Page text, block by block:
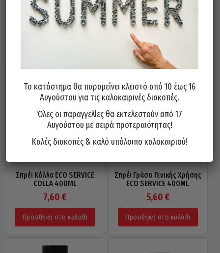
Σπρέι Κόλλα ECO SERVICE
COLLA 400ML
7,60€
Προσθήκη στο καλάθι
Σπρέι Γράσο Γενικής Χρήσης
ECO SERVICE 400ML
5,60 €
Προσθήκη στο καλάθι
Το κατάστημα θα παραμείνει κλειστό από 10 έως 16
Αυγούστου για τις καλοκαιρινές διακοπές.
Όλες οι παραγγελίες θα εκτελεστούν από 17
Αυγούστου με σειρά προτεραιότητας!
Καλές διακοπές & καλό υπόλοιπο καλοκαιριού!